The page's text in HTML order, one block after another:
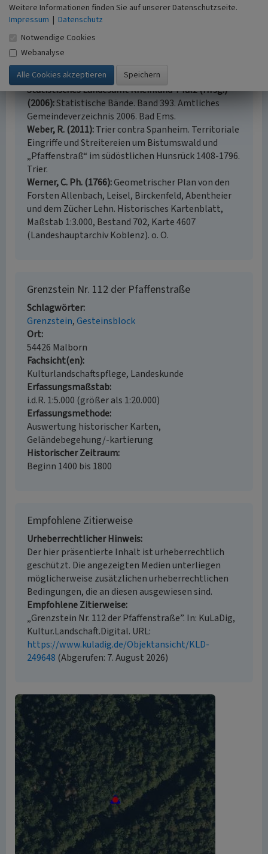
Riedenburg. Historische Kartenblätter von 1811-
2002. Maßstab 1:25000. Koblenz.
Philippi, Nikolaus (2009)
Deutschland. Entstehung und Geschichte der
Grenzsteine als steinerne Zeugen in Wald und Flur.
Bad Langensalza (1. Auflage).
Statistisches Landesamt Rheinland-Pfalz (Hrsg.)
(2006) Statistische Bände. Band 393. Amtliches
Gemeindeverzeichnis 2006. Bad Ems.
Weber, R. (2011) Trier contra Spanheim. Territoriale
Eingriffe und Streitereien um Bistumswald und
„Pfaffenstraß“ im südöstlichen Hunsrück 1408-1796.
Trier.
Werner, C. Ph. (1766) Geometrischer Plan von den
Forsten Allenbach, Leisel, Birckenfeld, Abentheier
und dem Zücher Lehn. Historisches Kartenblatt,
Maßstab 1:3.000, Bestand 702, Karte 4607
(Landeshauptarchiv Koblenz). o. O.
Grenzstein Nr. 112 der Pfaffenstraße
Schlagwörter
Grenzstein Gesteinsblock
Ort
54426 Malborn
Fachsicht(en)
Kulturlandschaftspflege, Landeskunde
Erfassungsmaßstab
i.d.R. 1:5.000 (größer als 1:20.000)
Erfassungsmethode
Auswertung historischer Karten,
Geländebegehung/-kartierung
Historischer Zeitraum
Beginn 1400 bis 1800
Empfohlene Zitierweise
Urheberrechtlicher Hinweis
Der hier präsentierte Inhalt ist urheberrechtlich
geschützt. Die angezeigten Medien unterliegen
möglicherweise zusätzlichen urheberrechtlichen
Bedingungen, die an diesen ausgewiesen sind.
Empfohlene Zitierweise
„Grenzstein Nr. 112 der Pfaffenstraße”. In: KuLaDig,
Kultur.Landschaft.Digital. URL:
https://www.kuladig.de/Objektansicht/KLD-
249648 (Abgerufen: 7. August 2026)
Weitere Informationen finden Sie auf unserer Datenschutzseite.
Impressum | Datenschutz
Notwendige Cookies
Webanalyse